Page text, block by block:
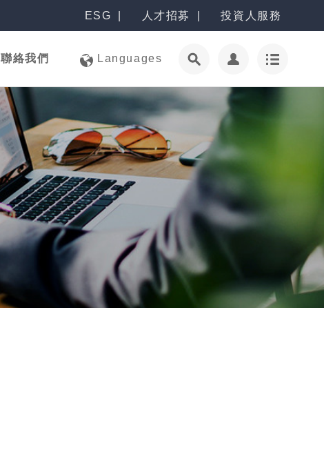
ESG 人才招募 投資人服務
聯絡我們 Languages